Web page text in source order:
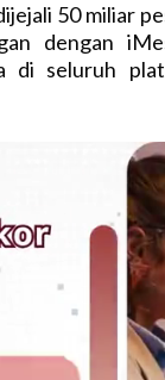
50 miliar
dengan
di seluruh